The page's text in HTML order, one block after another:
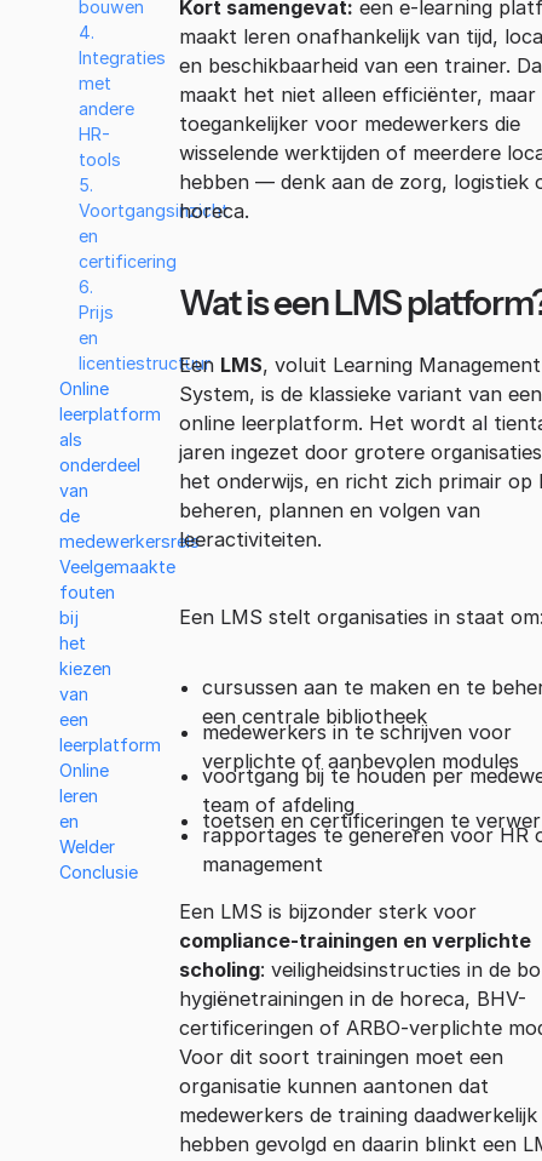
bouwen
4.
Integraties
met
andere
HR-
tools
5.
Voortgangsinzicht
en
certificering
6.
Prijs
en
licentiestructuur
Online
leerplatform
als
onderdeel
van
de
medewerkersreis
Veelgemaakte
fouten
bij
het
kiezen
van
een
leerplatform
Online
leren
en
Welder
Conclusie
Kort samengevat: een e-learning
maakt leren onafhankelijk van tijd,
en beschikbaarheid van een trainer.
maakt het niet alleen efficiënter, maar
toegankelijker voor medewerkers die
wisselende werktijden of meerdere
hebben — denk aan de zorg, logistiek
horeca.
Wat is een LMS
Een LMS, voluit Learning Management
System, is de klassieke variant van een
online leerplatform. Het wordt al
jaren ingezet door grotere
het onderwijs, en richt zich primair op
beheren, plannen en volgen van
leeractiviteiten.
Een LMS stelt organisaties in staat
cursussen aan te maken en te
een centrale bibliotheek
medewerkers in te schrijven voor
verplichte of aanbevolen modules
voortgang bij te houden per
team of afdeling
toetsen en certificeringen te
rapportages te genereren voor HR
management
Een LMS is bijzonder sterk voor
compliance-trainingen en verplichte
scholing: veiligheidsinstructies in de
hygiënetrainingen in de horeca, BHV-
certificeringen of ARBO-verplichte
Voor dit soort trainingen moet een
organisatie kunnen aantonen dat
medewerkers de training daadwerkelijk
hebben gevolgd en daarin blinkt een